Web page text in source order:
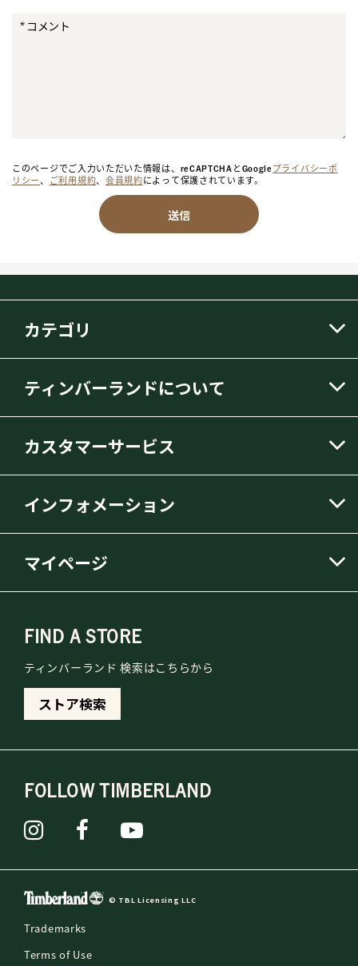
コメント
このページでご入力いただいた情報は、reCAPTCHAとGoogleプライバシーポ
リシー、 ご利用規約、 会員規約によって保護されています。
送信
カテゴリ
ティンバーランドについて
カスタマーサービス
インフォメーション
マイページ
FIND A STORE
ティンバーランド 検索はこちらから
ストア検索
FOLLOW TIMBERLAND
© TBL Licensing LLC
Trademarks
Terms of Use